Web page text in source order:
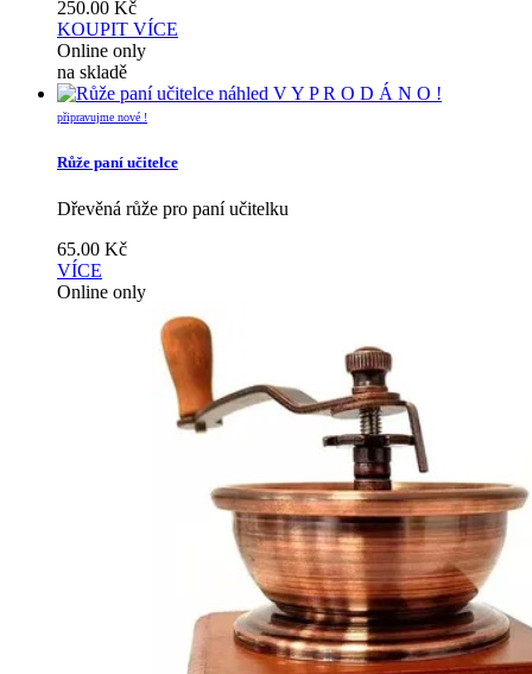
250.00 Kč
KOUPIT VÍCE
Online only
na skladě
náhled V Y P R O D Á N O !
připravujme nové !
Růže paní učitelce
Dřevěná růže pro paní učitelku
65.00 Kč
VÍCE
Online only